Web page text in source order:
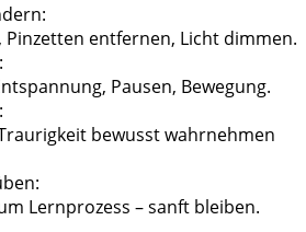
Pinzetten entfernen, Licht dimmen.
Pausen, Bewegung.
bewusst wahrnehmen
Lernprozess – sanft bleiben.